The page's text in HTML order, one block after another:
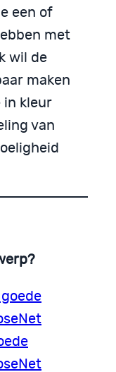
een of
met
wil de
maken
in kleur
van